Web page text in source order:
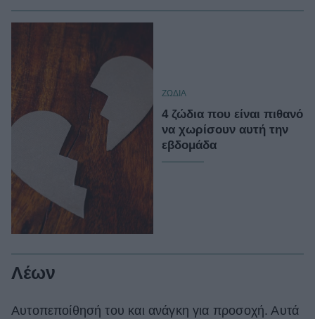
ΖΩΔΙΑ
4 ζώδια που είναι πιθανό
να χωρίσουν αυτή την
εβδομάδα
Λέων
Αυτοπεποίθησή του και ανάγκη για προσοχή. Αυτά